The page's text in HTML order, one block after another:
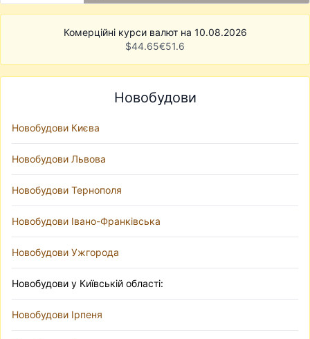
Комерційні курси валют на 10.08.2026
$44.65€51.6
Новобудови
Новобудови Києва
Новобудови Львова
Новобудови Тернополя
Новобудови Івано-Франківська
Новобудови Ужгорода
Новобудови у Київській області:
Новобудови Ірпеня